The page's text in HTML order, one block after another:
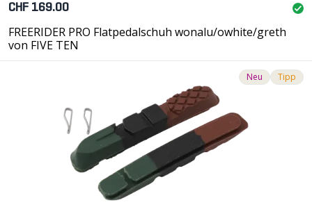
CHF 169.00
FREERIDER PRO Flatpedalschuh wonalu/owhite/greth
von FIVE TEN
Neu Tipp